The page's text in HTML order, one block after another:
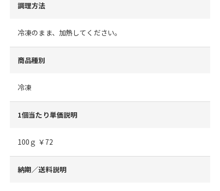
調理方法
冷凍のまま、加熱してください。
商品種別
冷凍
1個当たり単価説明
100ｇ ￥72
納期／送料説明